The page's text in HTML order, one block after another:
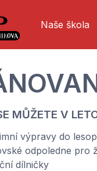
Naše škola
MŮŽETE V
výpravy do
odpoledne pro
dílničky